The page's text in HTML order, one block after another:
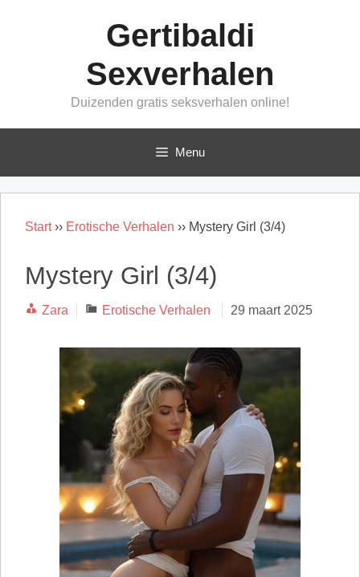
Gertibaldi
Sexverhalen
Duizenden gratis seksverhalen online!
Menu
Start›› Erotische Verhalen ›› Mystery Girl (3/4)
Mystery Girl (3/4)
Zara Categorieën
Erotische Verhalen 29 maart 2025